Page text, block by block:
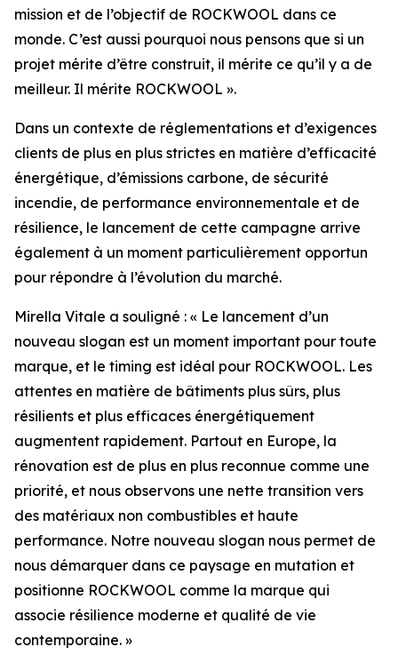
mission et de l’objectif de ROCKWOOL dans ce
monde. C’est aussi pourquoi nous pensons que si un
projet mérite d’être construit, il mérite ce qu’il y a de
meilleur. Il mérite ROCKWOOL ».
Dans un contexte de réglementations et d’exigences
clients de plus en plus strictes en matière d’efficacité
énergétique, d’émissions carbone, de sécurité
incendie, de performance environnementale et de
résilience, le lancement de cette campagne arrive
également à un moment particulièrement opportun
pour répondre à l’évolution du marché.
Mirella Vitale a souligné : « Le lancement d’un
nouveau slogan est un moment important pour toute
marque, et le timing est idéal pour ROCKWOOL. Les
attentes en matière de bâtiments plus sûrs, plus
résilients et plus efficaces énergétiquement
augmentent rapidement. Partout en Europe, la
rénovation est de plus en plus reconnue comme une
priorité, et nous observons une nette transition vers
des matériaux non combustibles et haute
performance. Notre nouveau slogan nous permet de
nous démarquer dans ce paysage en mutation et
positionne ROCKWOOL comme la marque qui
associe résilience moderne et qualité de vie
contemporaine. »